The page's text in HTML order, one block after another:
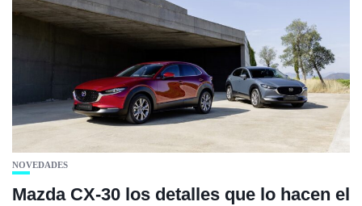
NOVEDADES
Mazda CX-30 los detalles que lo hacen el